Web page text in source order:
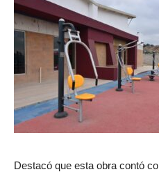
Destacó que esta obra contó